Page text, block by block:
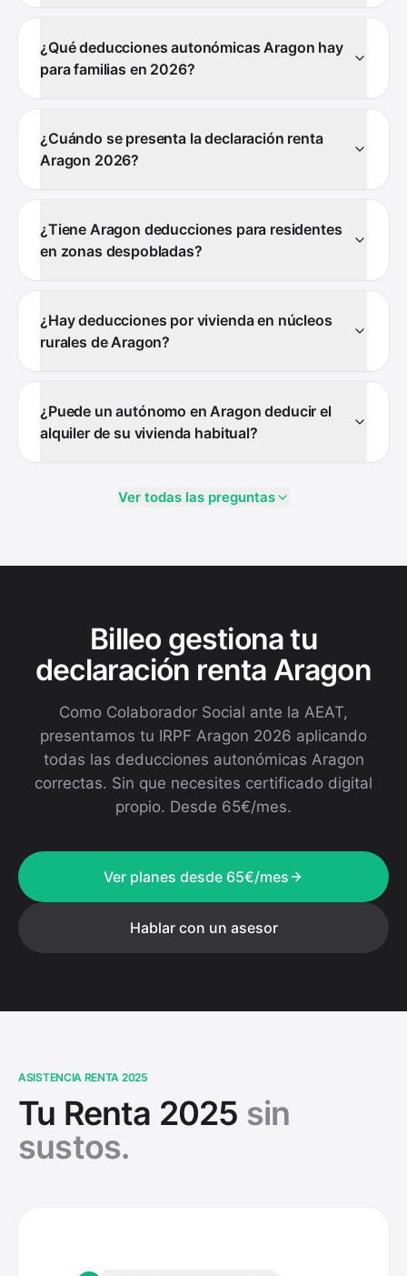
¿Qué deducciones autonómicas Aragon hay
para familias en 2026?
¿Cuándo se presenta la declaración renta
Aragon 2026?
¿Tiene Aragon deducciones para residentes
en zonas despobladas?
¿Hay deducciones por vivienda en núcleos
rurales de Aragon?
¿Puede un autónomo en Aragon deducir el
alquiler de su vivienda habitual?
Ver todas las preguntas
Billeo gestiona tu
declaración renta Aragon
Como Colaborador Social ante la AEAT,
presentamos tu IRPF Aragon 2026 aplicando
todas las deducciones autonómicas Aragon
correctas. Sin que necesites certificado digital
propio. Desde 65€/mes.
Ver planes desde 65€/mes
Hablar con un asesor
ASISTENCIA RENTA 2025
Tu Renta 2025 sin
sustos.